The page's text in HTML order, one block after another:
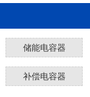
储能电容器
补偿电容器